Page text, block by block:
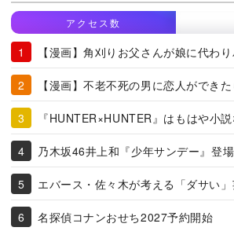
アクセス数
【漫画】角刈りお父さんが娘に代わ
【漫画】不老不死の男に恋人ができた
『HUNTER×HUNTER』はもはや小
乃木坂46井上和『少年サンデー』登場
エバース・佐々木が考える「ダサい」
名探偵コナンおせち2027予約開始